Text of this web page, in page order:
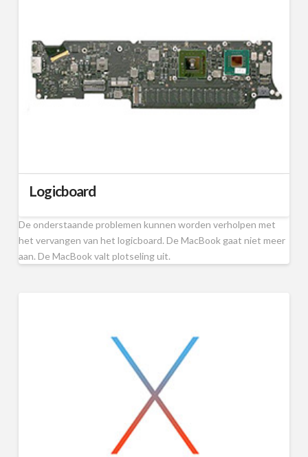
Logicboard
De onderstaande problemen kunnen worden verholpen met
het vervangen van het logicboard. De MacBook gaat niet meer
aan. De MacBook valt plotseling uit.